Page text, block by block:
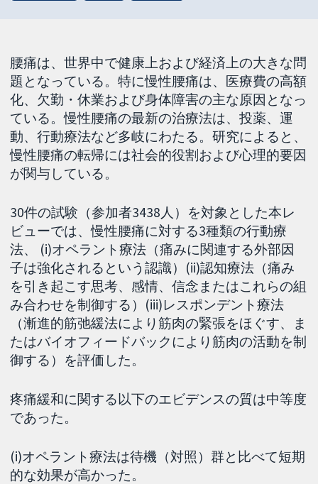
腰痛は、世界中で健康上および経済上の大きな問
題となっている。特に慢性腰痛は、医療費の高額
化、欠勤・休業および身体障害の主な原因となっ
ている。慢性腰痛の最新の治療法は、投薬、運
動、行動療法など多岐にわたる。研究によると、
慢性腰痛の転帰には社会的役割および心理的要因
が関与している。
30件の試験（参加者3438人）を対象とした本レ
ビューでは、慢性腰痛に対する3種類の行動療
法、 (i)オペラント療法（痛みに関連する外部因
子は強化されるという認識）(ii)認知療法（痛み
を引き起こす思考、感情、信念またはこれらの組
み合わせを制御する）(iii)レスポンデント療法
（漸進的筋弛緩法により筋肉の緊張をほぐす、ま
たはバイオフィードバックにより筋肉の活動を制
御する）を評価した。
疼痛緩和に関する以下のエビデンスの質は中等度
であった。
(i)オペラント療法は待機（対照）群と比べて短期
的な効果が高かった。